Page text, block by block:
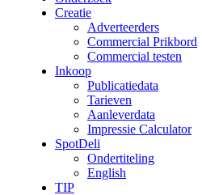
Creatie
Adverteerders
Commercial Prikbord
Commercial testen
Inkoop
Publicatiedata
Tarieven
Aanleverdata
Impressie Calculator
SpotDeli
Ondertiteling
English
TIP